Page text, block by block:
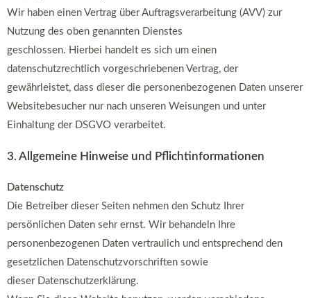
Wir haben einen Vertrag über Auftragsverarbeitung (AVV) zur
Nutzung des oben genannten Dienstes
geschlossen. Hierbei handelt es sich um einen
datenschutzrechtlich vorgeschriebenen Vertrag, der
gewährleistet, dass dieser die personenbezogenen Daten unserer
Websitebesucher nur nach unseren Weisungen und unter
Einhaltung der DSGVO verarbeitet.
3. Allgemeine Hinweise und Pflichtinformationen
Datenschutz
Die Betreiber dieser Seiten nehmen den Schutz Ihrer
persönlichen Daten sehr ernst. Wir behandeln Ihre
personenbezogenen Daten vertraulich und entsprechend den
gesetzlichen Datenschutzvorschriften sowie
dieser Datenschutzerklärung.